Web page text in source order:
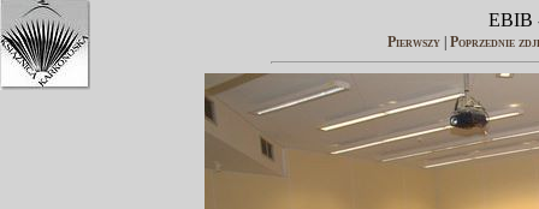
EBIB
Pierwszy Poprzednie